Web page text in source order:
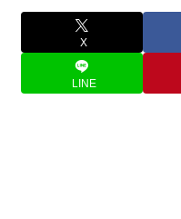
X
LINE